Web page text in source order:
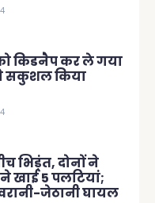
को किडनैप कर ले गया
सकुशल किया
भिड़ंत, दोनों ने
खाई 5 पलटियां;
जेठानी घायल